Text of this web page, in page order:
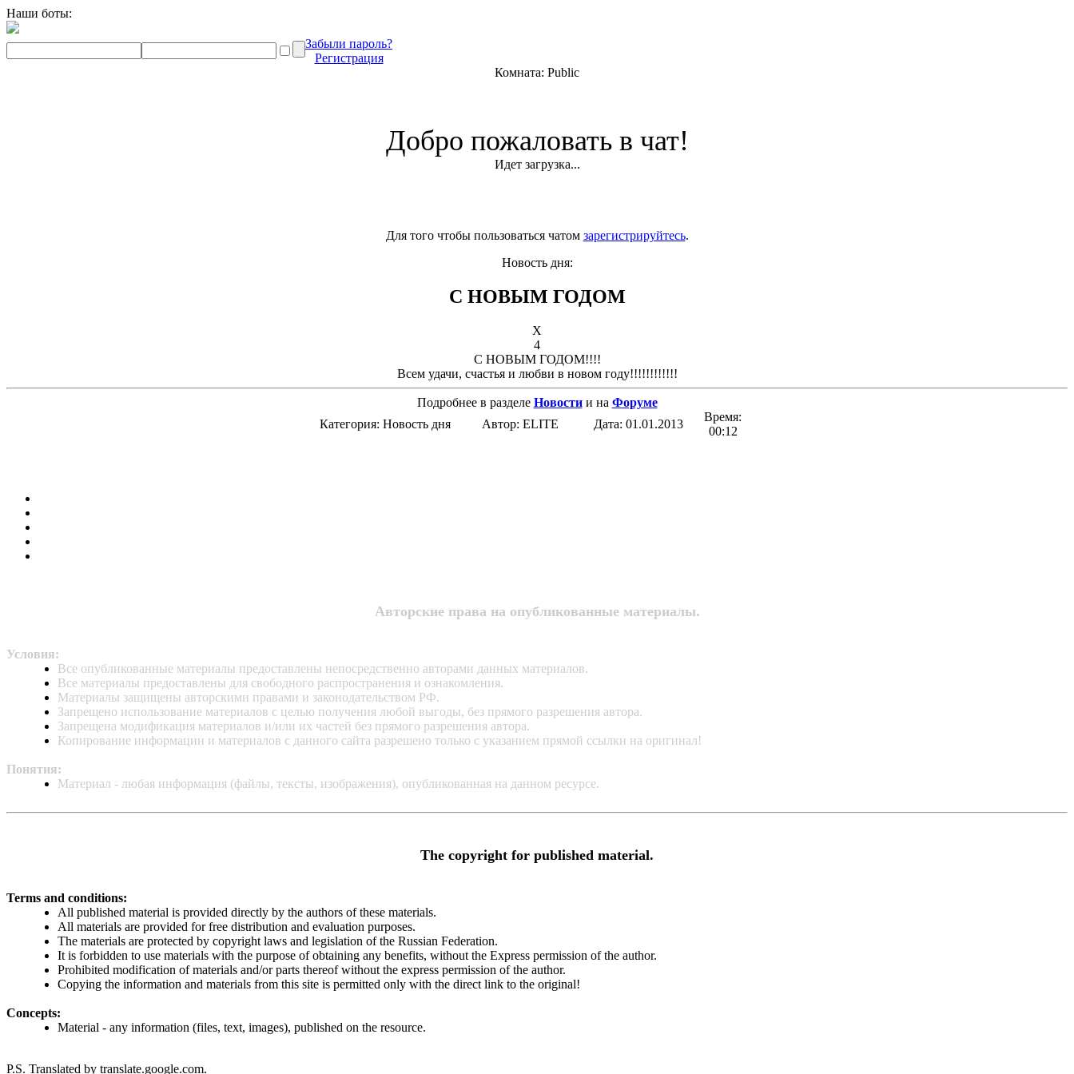
Наши боты:
Забыли пароль?
Регистрация
Комната: Public
Добро пожаловать в чат!
Идет загрузка...
Для того чтобы пользоваться чатом зарегистрируйтесь.
Новость дня:
С НОВЫМ ГОДОМ
X
4
С НОВЫМ ГОДОМ!!!!
Всем удачи, счастья и любви в новом году!!!!!!!!!!!!
Подробнее в разделе Новостии на Форуме
Категория: Новость дня
Автор: ELITE Дата: 01.01.2013
Время:
00:12
Авторские права на опубликованные материалы.
Условия:
Все опубликованные материалы предоставлены непосредственно авторами данных материалов.
Все материалы предоставлены для свободного распространения и ознакомления.
Материалы защищены авторскими правами и законодательством РФ.
Запрещено использование материалов с целью получения любой выгоды, без прямого разрешения автора.
Запрещена модификация материалов и/или их частей без прямого разрешения автора.
Копирование информации и материалов с данного сайта разрешено только с указанием прямой ссылки на оригинал!
Понятия:
Материал - любая информация (файлы, тексты, изображения), опубликованная на данном ресурсе.
The copyright for published material.
Terms and conditions:
All published material is provided directly by the authors of these materials.
All materials are provided for free distribution and evaluation purposes.
The materials are protected by copyright laws and legislation of the Russian Federation.
It is forbidden to use materials with the purpose of obtaining any benefits, without the Express permission of the author.
Prohibited modification of materials and/or parts thereof without the express permission of the author.
Copying the information and materials from this site is permitted only with the direct link to the original!
Concepts:
Material - any information (files, text, images), published on the resource.
P.S. Translated by translate.google.com.